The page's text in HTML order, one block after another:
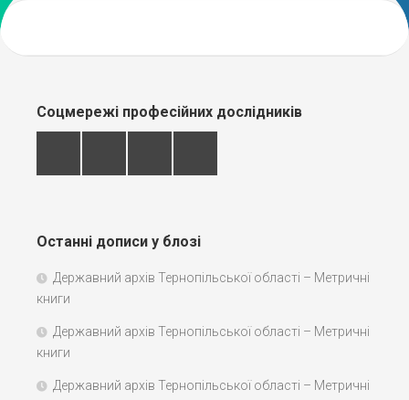
Соцмережі професійних дослідників
Останні дописи у блозі
Державний архів Тернопільської області – Метричні
книги
Державний архів Тернопільської області – Метричні
книги
Державний архів Тернопільської області – Метричні